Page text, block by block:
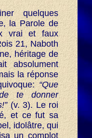
quelques
la Parole de
vrai et faux
21, Naboth
héritage de
absolument
la réponse
“Que
te donner
(v. 3). Le roi
et ce fut sa
idolâtre, qui
un complot